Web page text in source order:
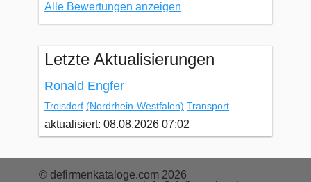
Alle Bewertungen anzeigen
Letzte Aktualisierungen
Ronald Engfer
Troisdorf (Nordrhein-Westfalen) Transport
aktualisiert: 08.08.2026 07:02
© defirmenkataloge.com 2026